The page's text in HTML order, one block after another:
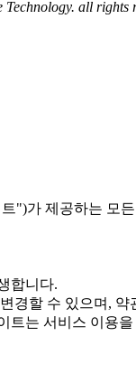
all rights
")가 제공하는 모
합니다.
경할 수 있으며,
트는 서비스 이용